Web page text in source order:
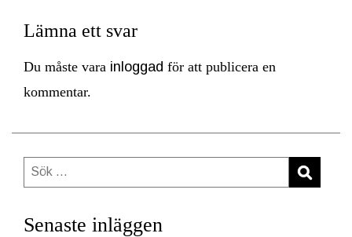
Lämna ett svar
Du måste vara inloggad för att publicera en
kommentar.
Sök
Senaste inläggen